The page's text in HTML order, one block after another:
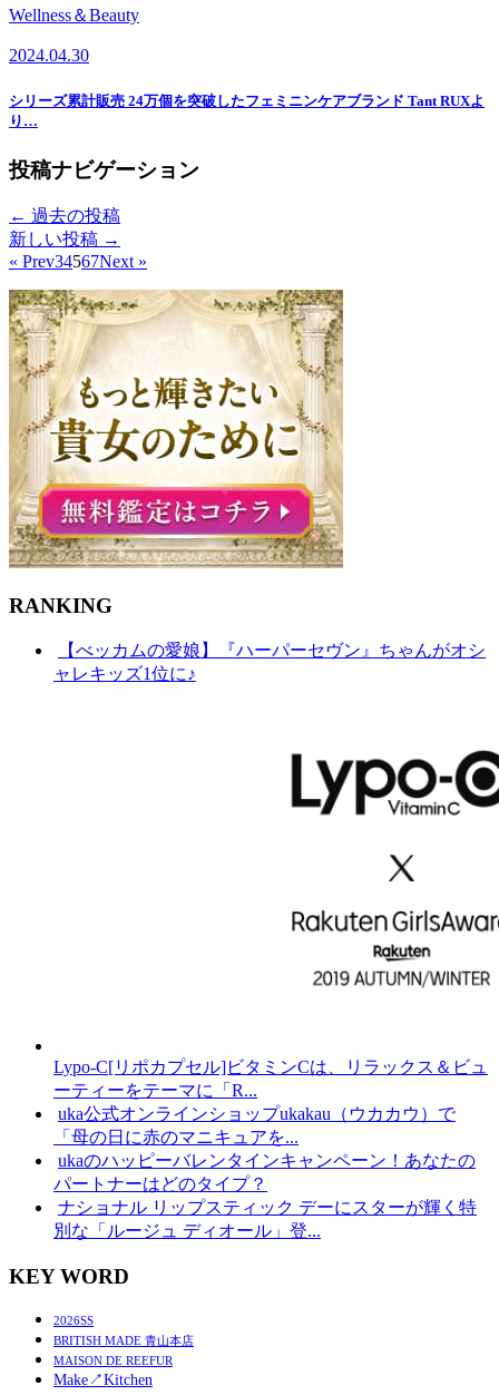
Wellness＆Beauty
2024.04.30
シリーズ累計販売 24万個を突破したフェミニンケアブランド Tant RUXよ
り…
投稿ナビゲーション
← 過去の投稿
新しい投稿 →
« Prev34567Next »
RANKING
【べッカムの愛娘】『ハーパーセヴン』ちゃんがオシ
ャレキッズ1位に♪
Lypo-C[リポカプセル]ビタミンCは、リラックス＆ビュ
ーティーをテーマに「R...
uka公式オンラインショップukakau（ウカカウ）で
「母の日に赤のマニキュアを...
ukaのハッピーバレンタインキャンペーン！あなたの
パートナーはどのタイプ？
ナショナル リップスティック デーにスターが輝く特
別な「ルージュ ディオール」登...
KEY WORD
2026SS
BRITISH MADE 青山本店
MAISON DE REEFUR
Make↗︎Kitchen